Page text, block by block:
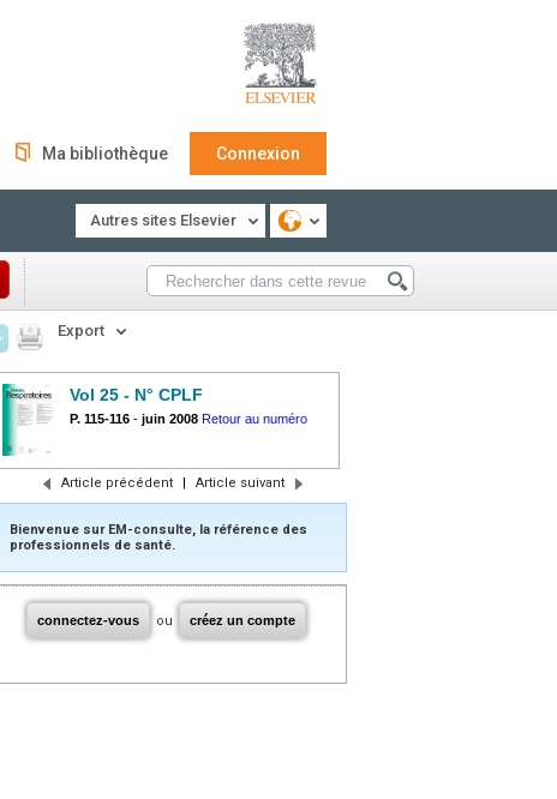
Ma bibliothèque Connexion
Autres sites Elsevier
Export
Vol 25 - N° CPLF
P. 115-116 - juin 2008 Retour au numéro
Article précédent | Article suivant
Bienvenue sur EM-consulte, la référence des
professionnels de santé.
connectez-vous ou créez un compte